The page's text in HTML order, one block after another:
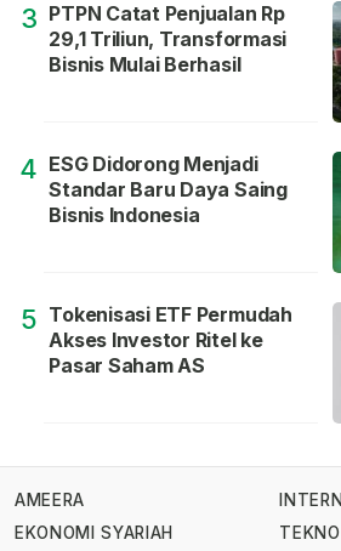
3 PTPN Catat Penjualan Rp
29,1 Triliun, Transformasi
Bisnis Mulai Berhasil
4 ESG Didorong Menjadi
Standar Baru Daya Saing
Bisnis Indonesia
5 Tokenisasi ETF Permudah
Akses Investor Ritel ke
Pasar Saham AS
AMEERA
EKONOMI SYARIAH
TEKNO